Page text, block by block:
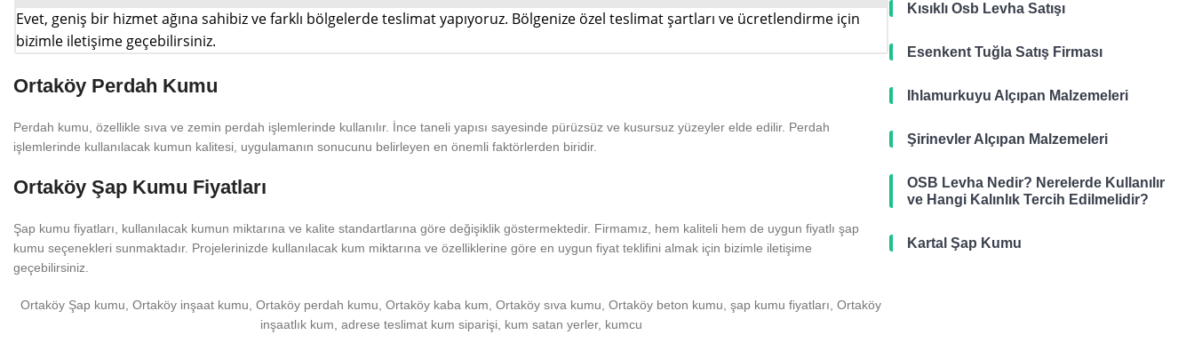
Evet, geniş bir hizmet ağına sahibiz ve farklı bölgelerde teslimat yapıyoruz. Bölgenize özel teslimat şartları ve ücretlendirme için
bizimle iletişime geçebilirsiniz.
Ortaköy Perdah Kumu
Perdah kumu, özellikle sıva ve zemin perdah işlemlerinde kullanılır. İnce taneli yapısı sayesinde pürüzsüz ve kusursuz yüzeyler elde edilir. Perdah
işlemlerinde kullanılacak kumun kalitesi, uygulamanın sonucunu belirleyen en önemli faktörlerden biridir.
Ortaköy Şap Kumu Fiyatları
Şap kumu fiyatları, kullanılacak kumun miktarına ve kalite standartlarına göre değişiklik göstermektedir. Firmamız, hem kaliteli hem de uygun fiyatlı şap
kumu seçenekleri sunmaktadır. Projelerinizde kullanılacak kum miktarına ve özelliklerine göre en uygun fiyat teklifini almak için bizimle iletişime
geçebilirsiniz.
Ortaköy Şap kumu, Ortaköy inşaat kumu, Ortaköy perdah kumu, Ortaköy kaba kum, Ortaköy sıva kumu, Ortaköy beton kumu, şap kumu fiyatları, Ortaköy
inşaatlık kum, adrese teslimat kum siparişi, kum satan yerler, kumcu
Kısıklı Osb Levha Satışı
Esenkent Tuğla Satış Firması
Ihlamurkuyu Alçıpan Malzemeleri
Şirinevler Alçıpan Malzemeleri
OSB Levha Nedir? Nerelerde Kullanılır
ve Hangi Kalınlık Tercih Edilmelidir?
Kartal Şap Kumu